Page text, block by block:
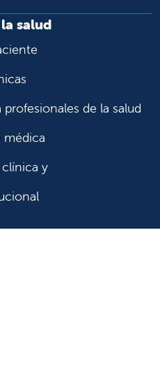
salud
de la salud
médica
y